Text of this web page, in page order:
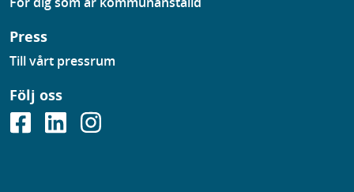
Press
Till vårt pressrum
Följ oss